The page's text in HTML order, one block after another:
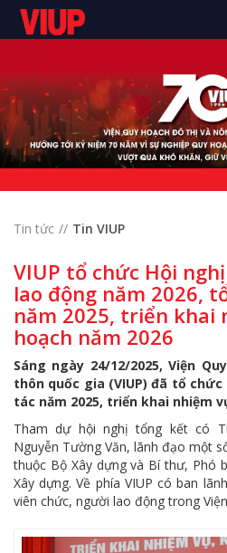
Tin tức Tin VIUP
VIUP tổ chức Hội
lao động năm 2026,
năm 2025, triển khai
hoạch năm 2026
Sáng ngày 24/12/2025, Viện
thôn quốc gia (VIUP) đã tổ
tác năm 2025, triển khai nhiệm
Tham dự hội nghị tổng kết có
Nguyễn Tường Văn, lãnh đạo một
thuộc Bộ Xây dựng và Bí thư, Phó
Xây dựng. Về phía VIUP có ban
viên chức, người lao động trong